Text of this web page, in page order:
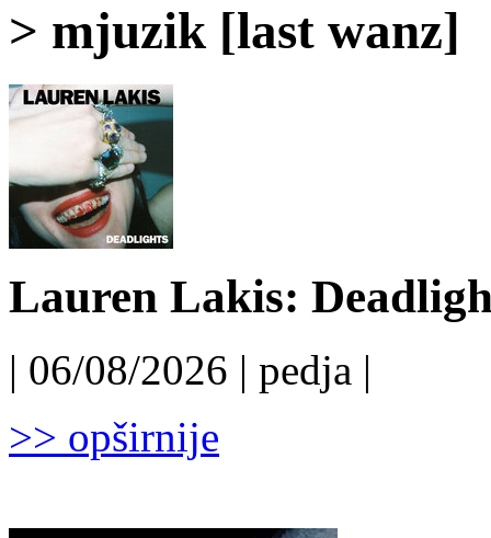
> mjuzik [last wanz]
Lauren Lakis:
| 06/08/2026 | pedja |
>> opširnije